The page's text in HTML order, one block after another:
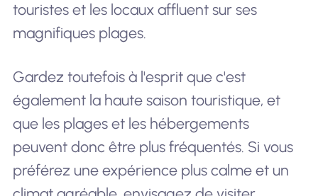
touristes et les locaux affluent sur ses
magnifiques plages.
Gardez toutefois à l'esprit que c'est
également la haute saison touristique, et
que les plages et les hébergements
peuvent donc être plus fréquentés. Si vous
préférez une expérience plus calme et un